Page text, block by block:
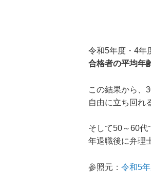
令和5年度・4年
合格者の平均年
この結果から、
自由に立ち回れ
そして50～60代
年退職後に弁理
参照元： 令和5